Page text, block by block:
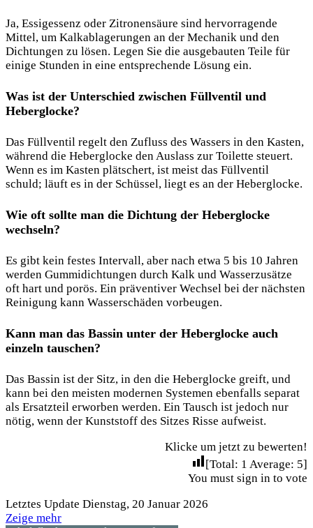
Ja, Essigessenz oder Zitronensäure sind hervorragende
Mittel, um Kalkablagerungen an der Mechanik und den
Dichtungen zu lösen. Legen Sie die ausgebauten Teile für
einige Stunden in eine entsprechende Lösung ein.
Was ist der Unterschied zwischen Füllventil und
Heberglocke?
Das Füllventil regelt den Zufluss des Wassers in den Kasten,
während die Heberglocke den Auslass zur Toilette steuert.
Wenn es im Kasten plätschert, ist meist das Füllventil
schuld; läuft es in der Schüssel, liegt es an der Heberglocke.
Wie oft sollte man die Dichtung der Heberglocke
wechseln?
Es gibt kein festes Intervall, aber nach etwa 5 bis 10 Jahren
werden Gummidichtungen durch Kalk und Wasserzusätze
oft hart und porös. Ein präventiver Wechsel bei der nächsten
Reinigung kann Wasserschäden vorbeugen.
Kann man das Bassin unter der Heberglocke auch
einzeln tauschen?
Das Bassin ist der Sitz, in den die Heberglocke greift, und
kann bei den meisten modernen Systemen ebenfalls separat
als Ersatzteil erworben werden. Ein Tausch ist jedoch nur
nötig, wenn der Kunststoff des Sitzes Risse aufweist.
Klicke um jetzt zu bewerten!
[Total: 1 Average: 5]
You must sign in to vote
Letztes Update Dienstag, 20 Januar 2026
Zeige mehr